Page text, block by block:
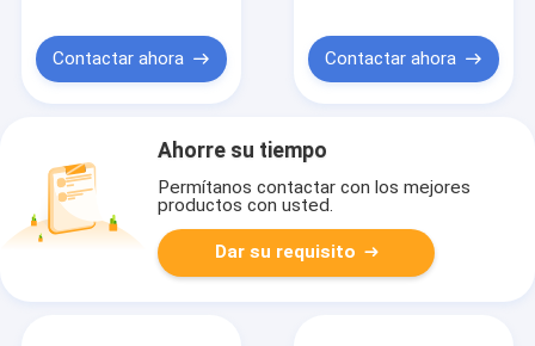
Contactar ahora Contactar ahora
Ahorre su tiempo
Permítanos contactar con los mejores
productos con usted.
Dar su requisito